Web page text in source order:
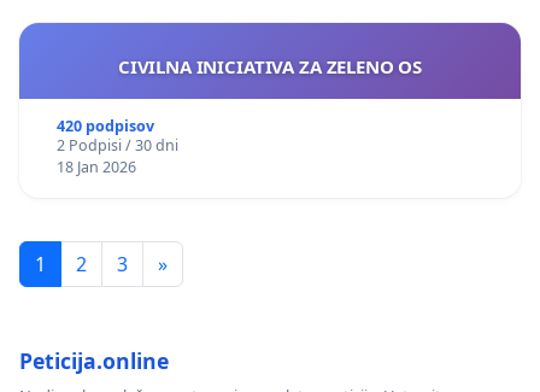
CIVILNA INICIATIVA ZA ZELENO OS
420 podpisov
2 Podpisi / 30 dni
18 Jan 2026
1 2 3 »
Peticija.online